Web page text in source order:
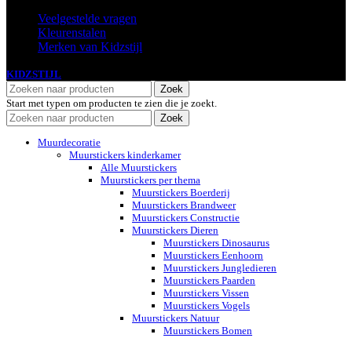
Veelgestelde vragen
Kleurenstalen
Merken van Kidzstijl
KIDZSTIJL
Zoek
Start met typen om producten te zien die je zoekt.
Zoek
Muurdecoratie
Muurstickers kinderkamer
Alle Muurstickers
Muurstickers per thema
Muurstickers Boerderij
Muurstickers Brandweer
Muurstickers Constructie
Muurstickers Dieren
Muurstickers Dinosaurus
Muurstickers Eenhoorn
Muurstickers Jungledieren
Muurstickers Paarden
Muurstickers Vissen
Muurstickers Vogels
Muurstickers Natuur
Muurstickers Bomen